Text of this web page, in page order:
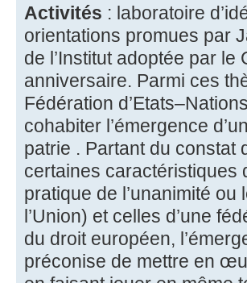
Activités : laboratoire
orientations promues par
de l’Institut adoptée par le
anniversaire. Parmi ces
Fédération
cohabiter l’émergence
patrie . Partant du constat
certaines caractéristiques
pratique de l’unanimité
l’Union) et celles d’une
du droit européen,
préconise de mettre en